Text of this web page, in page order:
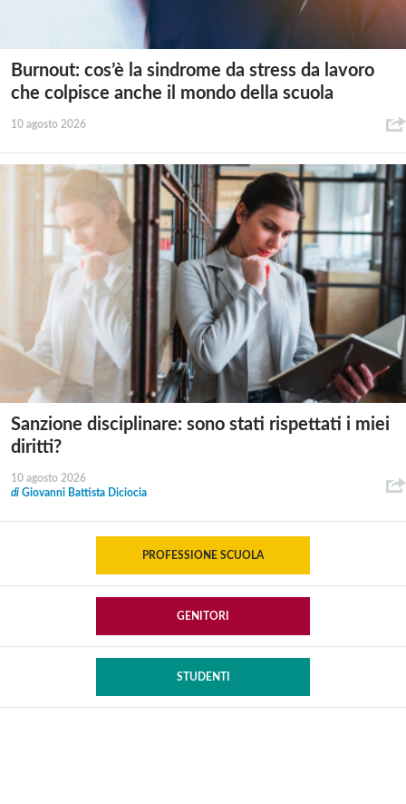
Burnout: cos’è la sindrome da stress da lavoro
che colpisce anche il mondo della scuola
10 agosto 2026
Sanzione disciplinare: sono stati rispettati i miei
diritti?
10 agosto 2026
di Giovanni Battista Diciocia
PROFESSIONE SCUOLA
GENITORI
STUDENTI